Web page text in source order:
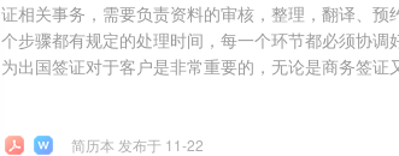
证相关事务，需要负责资料的审核，整理，翻译、预
个步骤都有规定的处理时间，每一个环节都必须协调
为出国签证对于客户是非常重要的，无论是商务签证
简历本 发布于 11-22